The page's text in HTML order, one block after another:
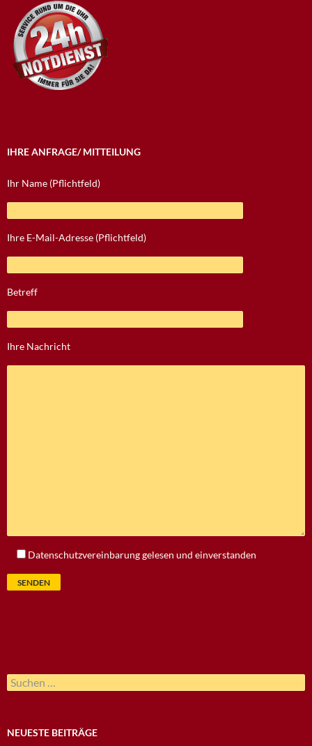
IHRE ANFRAGE/ MITTEILUNG
Ihr Name (Pflichtfeld)
Ihre E-Mail-Adresse (Pflichtfeld)
Betreff
Bitte lasse dieses Feld leer.
Ihre Nachricht
Datenschutzvereinbarunggelesen und einverstanden
Suchen
nach:
NEUESTE BEITRÄGE